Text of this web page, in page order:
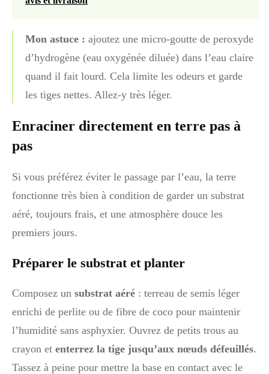
Mon astuce : ajoutez une micro-goutte de peroxyde
d’hydrogène (eau oxygénée diluée) dans l’eau claire
quand il fait lourd. Cela limite les odeurs et garde
les tiges nettes. Allez-y très léger.
Enraciner directement en terre pas à
pas
Si vous préférez éviter le passage par l’eau, la terre
fonctionne très bien à condition de garder un substrat
aéré, toujours frais, et une atmosphère douce les
premiers jours.
Préparer le substrat et planter
Composez un substrat aéré : terreau de semis léger
enrichi de perlite ou de fibre de coco pour maintenir
l’humidité sans asphyxier. Ouvrez de petits trous au
crayon et enterrez la tige jusqu’aux nœuds défeuillés.
Tassez à peine pour mettre la base en contact avec le